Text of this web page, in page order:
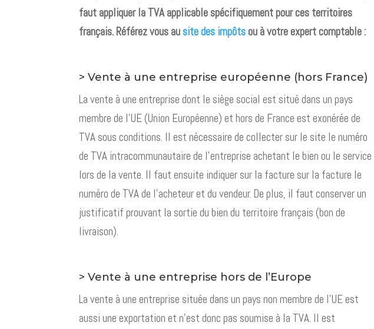
faut appliquer la TVA applicable spécifiquement pour ces territoires
français. Référez vous ausite des impôtsou à votre expert comptable :
> Vente à une entreprise européenne (hors France)
La vente à une entreprise dont le siège social est situé dans un pays
membre de l’UE (Union Européenne) et hors de France est exonérée de
TVA sous conditions. Il est nécessaire de collecter sur le site le numéro
de TVA intracommunautaire de l’entreprise achetant le bien ou le service
lors de la vente. Il faut ensuite indiquer sur la facture sur la facture le
numéro de TVA de l’acheteur et du vendeur. De plus, il faut conserver un
justificatif prouvant la sortie du bien du territoire français (bon de
livraison).
> Vente à une entreprise hors de l’Europe
La vente à une entreprise située dans un pays non membre de l’UE est
aussi une exportation et n’est donc pas soumise à la TVA. Il est